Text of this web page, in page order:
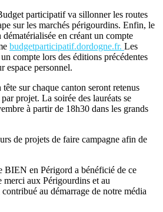
participatif va sillonner les routes
sur les marchés périgourdins. Enfin, le
en créant un compte
budgetparticipatif.dordogne.fr. Les
compte lors des éditions précédentes
espace personnel.
sur chaque canton seront retenus
projet. La soirée des lauréats se
à partir de 18h30 dans les grands
de projets de faire campagne afin de
BIEN en Périgord a bénéficié de ce
merci aux Périgourdins et au
au démarrage de notre média